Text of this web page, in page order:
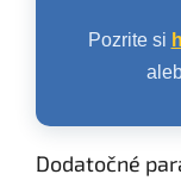
Pozrite si
Dodatočné